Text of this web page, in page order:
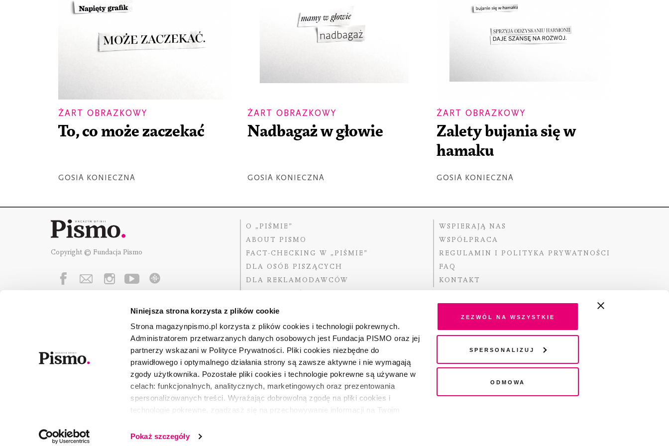
Niniejsza strona korzysta z plików cookie
Strona magazynpismo.pl korzysta z plików cookies i technologii pokrewnych.
Administratorem przetwarzanych danych osobowych jest Fundacja PISMO oraz jej
partnerzy wskazani w Polityce Prywatności. Pliki cookies niezbędne do
prawidłowego i optymalnego działania strony są zawsze aktywne i nie wymagają
zgody użytkownika. Pozostałe pliki cookies i technologie pokrewne są używane w
celach: funkcjonalnych, analitycznych, marketingowych oraz prezentowania
spersonalizowanych treści. Wyrażając dobrowolną zgodę na pliki cookies i
technologie pokrewne, zgadzasz się na przechowywanie informacji na Twoim
wszystkie lub niektóre pliki cookies i technologie pokrewne możesz w każdej chwili
Pokaż szczegóły
Zezwól na wszystkie
Spersonalizuj
Odmowa
ŻART OBRAZKOWY
To, co może zaczekać
GOSIA KONIECZNA
ŻART OBRAZKOWY
Nadbagaż w głowie
GOSIA KONIECZNA
ŻART OBRAZKOWY
Zalety bujania się w
hamaku
GOSIA KONIECZNA
Copyright © Fundacja Pismo
O „PIŚMIE”
ABOUT PISMO
FACT-CHECKING W „PIŚMIE”
DLA OSÓB PISZĄCYCH
DLA REKLAMODAWCÓW
WSPIERAJĄ NAS
WSPÓŁPRACA
REGULAMIN I POLITYKA PRYWATNOŚCI
FAQ
KONTAKT
Fundację Pismowspierają:
Dofinansowano ze środków Ministra Kultury i Dziedzictwa
Narodowego pochodzących z Funduszu Promocji Kultury –